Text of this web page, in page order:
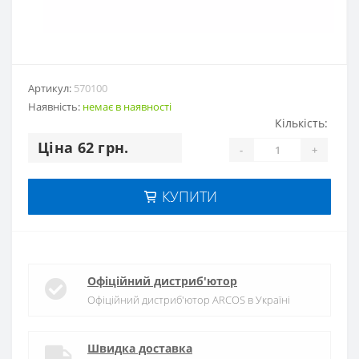
Артикул: 570100
Наявність: немає в наявностi
Цiна 62 грн.
Кількість:
- +
КУПИТИ
Офіційний дистриб'ютор
Офіційний дистриб'ютор ARCOS в Україні
Швидка доставка